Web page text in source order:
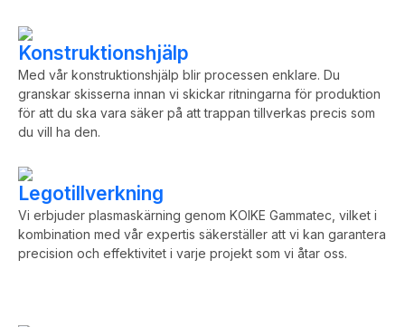
Konstruktionshjälp
Med vår konstruktionshjälp blir processen enklare. Du
granskar skisserna innan vi skickar ritningarna för produktion
för att du ska vara säker på att trappan tillverkas precis som
du vill ha den.
Legotillverkning
Vi erbjuder plasmaskärning genom KOIKE Gammatec, vilket i
kombination med vår expertis säkerställer att vi kan garantera
precision och effektivitet i varje projekt som vi åtar oss.